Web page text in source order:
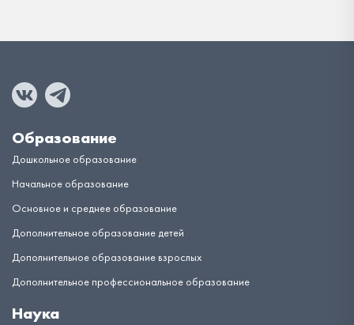
Образование
Дошкольное образование
Начальное образование
Основное и среднее образование
Дополнительное образование детей
Дополнительное образование взрослых
Дополнительное профессиональное образование
Наука